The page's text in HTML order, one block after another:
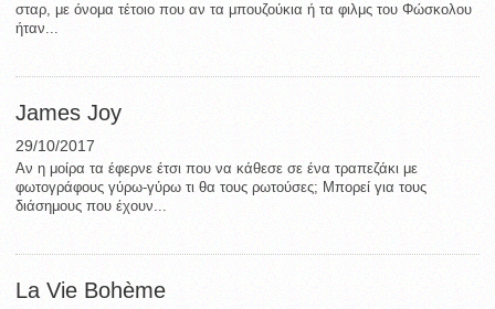
σταρ, με όνομα τέτοιο που αν τα μπουζούκια ή τα φιλμς του Φώσκολου
ήταν...
James Joy
29/10/2017
Αν η μοίρα τα έφερνε έτσι που να κάθεσε σε ένα τραπεζάκι με
φωτογράφους γύρω-γύρω τι θα τους ρωτούσες; Μπορεί για τους
διάσημους που έχουν...
La Vie Bohème